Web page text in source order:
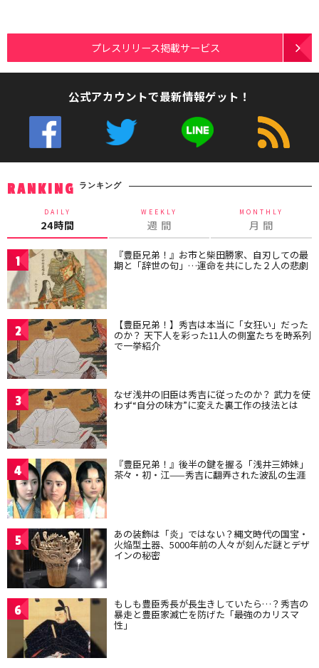
プレスリリース掲載サービス
公式アカウントで最新情報ゲット！
RANKING ランキング
DAILY
24時間
WEEKLY
週 間
MONTHLY
月 間
1 『豊臣兄弟！』お市と柴田勝家、自刃しての最
期と「辞世の句」…運命を共にした２人の悲劇
2 【豊臣兄弟！】秀吉は本当に「女狂い」だった
のか？ 天下人を彩った11人の側室たちを時系列
で一挙紹介
3 なぜ浅井の旧臣は秀吉に従ったのか？ 武力を使
わず“自分の味方”に変えた裏工作の技法とは
4 『豊臣兄弟！』後半の鍵を握る「浅井三姉妹」
茶々・初・江——秀吉に翻弄された波乱の生涯
5 あの装飾は「炎」ではない？縄文時代の国宝・
火焔型土器、5000年前の人々が刻んだ謎とデザ
インの秘密
6 もしも豊臣秀長が長生きしていたら…？秀吉の
暴走と豊臣家滅亡を防げた「最強のカリスマ
性」